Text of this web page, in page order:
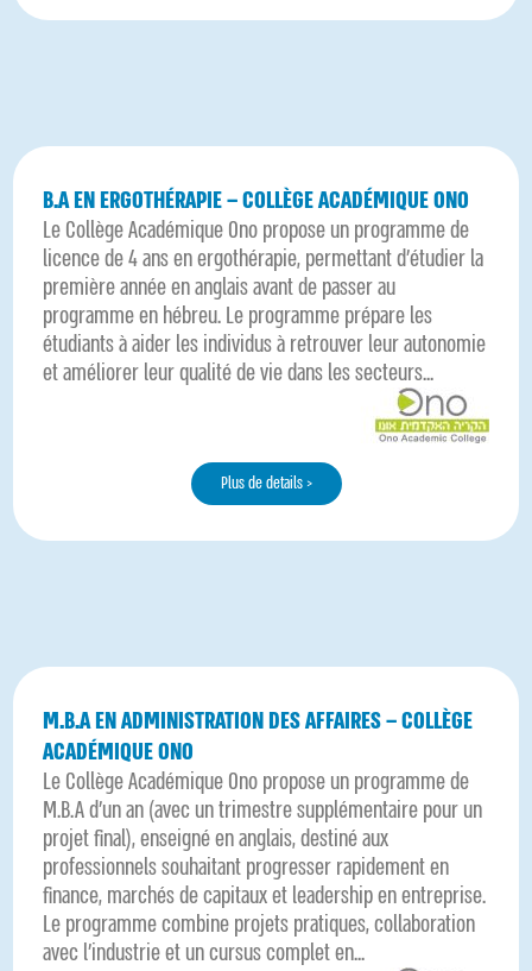
B.A EN ERGOTHÉRAPIE – COLLÈGE ACADÉMIQUE ONO
Le Collège Académique Ono propose un programme de
licence de 4 ans en ergothérapie, permettant d’étudier la
première année en anglais avant de passer au
programme en hébreu. Le programme prépare les
étudiants à aider les individus à retrouver leur autonomie
et améliorer leur qualité de vie dans les secteurs...
Plus de details >
M.B.A EN ADMINISTRATION DES AFFAIRES – COLLÈGE
ACADÉMIQUE ONO
Le Collège Académique Ono propose un programme de
M.B.A d’un an (avec un trimestre supplémentaire pour un
projet final), enseigné en anglais, destiné aux
professionnels souhaitant progresser rapidement en
finance, marchés de capitaux et leadership en entreprise.
Le programme combine projets pratiques, collaboration
avec l’industrie et un cursus complet en...